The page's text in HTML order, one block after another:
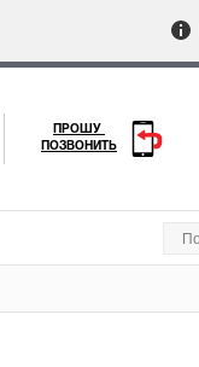
ПРОШУ
ПОЗВОНИТЬ